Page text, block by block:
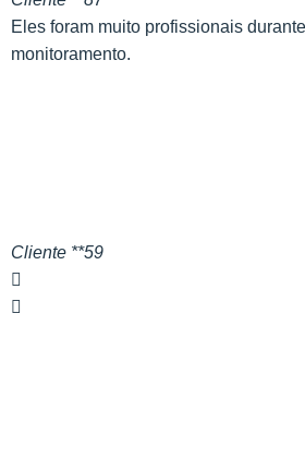
Eles foram muito profissionais
monitoramento.
Cliente **59